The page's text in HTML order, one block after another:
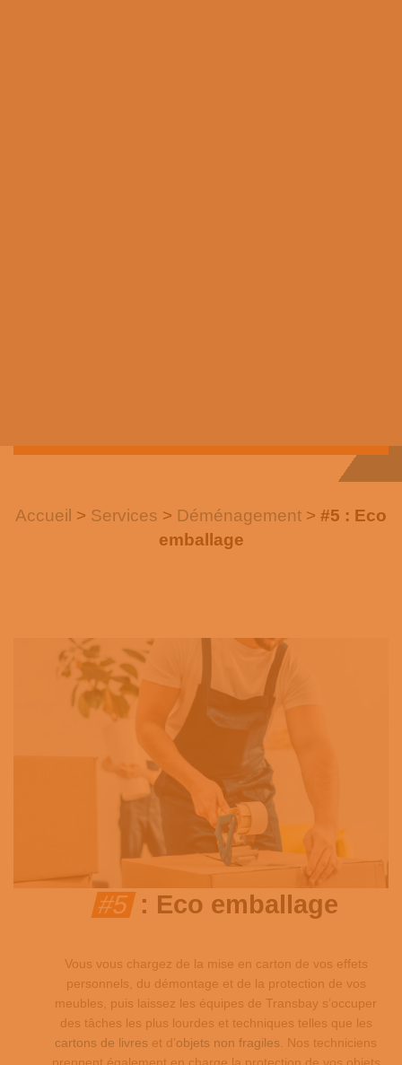
Accueil > Services > Déménagement > #5 : Eco
emballage
#5: Eco emballage
Vous vous chargez de la mise en carton de vos effets
personnels, du démontage et de la protection de vos
meubles, puis laissez les équipes de Transbay s’occuper
des tâches les plus lourdes et techniques telles que les
cartons de livres et d’objets non fragiles . Nos techniciens
prennent également en charge la protection de vos objets